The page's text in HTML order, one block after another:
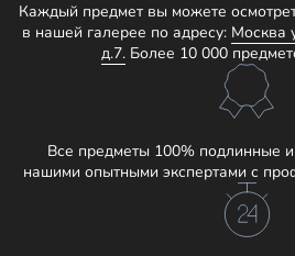
Каждый предмет вы можете
в нашей галерее по адресу: Москва
д.7.Более 10 000
Все предметы 100% подлинные
нашими опытными экспертами с